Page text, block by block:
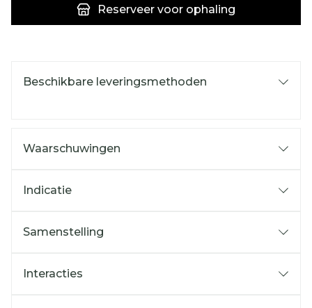
Reserveer voor ophaling
Beschikbare leveringsmethoden
Waarschuwingen
Indicatie
Samenstelling
Interacties